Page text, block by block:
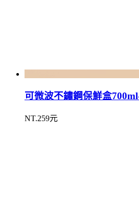
可微波不鏽鋼保鮮盒
NT.259元